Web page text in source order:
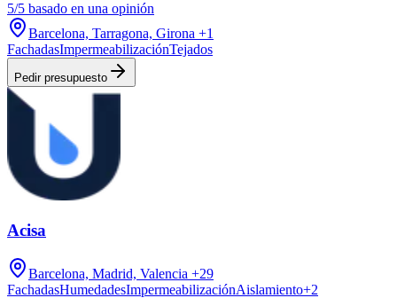
5/5 basado en una opinión
Barcelona, Tarragona, Girona +1
FachadasImpermeabilizaciónTejados
Pedir presupuesto
Acisa
Barcelona, Madrid, Valencia +29
FachadasHumedadesImpermeabilizaciónAislamiento+2